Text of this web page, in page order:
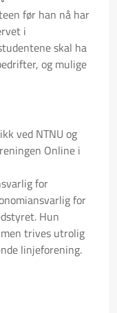
før han nå har
i
skal ha
og mulige
ved NTNU og
Online i
for
for
Hun
trives utrolig
linjeforening.